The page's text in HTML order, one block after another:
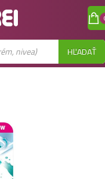
HĽADAŤ